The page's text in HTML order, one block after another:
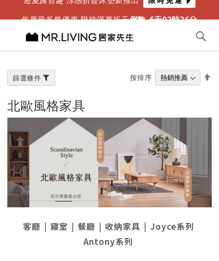
迎夏露營趣 涼感折疊床墊新推出 限時免運
內
容
北歐風格家具
客廳 寢室 餐廳 收納家具
Joyce系列
Antony系列
按排序
篩選條件